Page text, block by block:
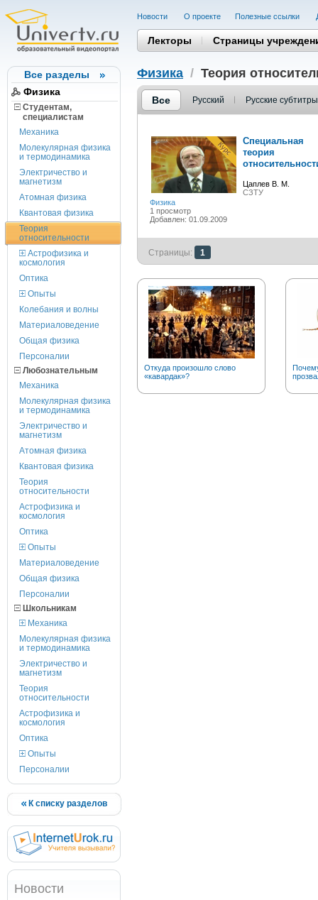
Все разделы
Физика
Студентам,
cпециалистам
Механика
Молекулярная физика
и термодинамика
Электричество и
магнетизм
Атомная физика
Квантовая физика
Теория
относительности
Астрофизика и
космология
Оптика
Опыты
Колебания и волны
Материаловедение
Общая физика
Персоналии
Любознательным
Механика
Молекулярная физика
и термодинамика
Электричество и
магнетизм
Атомная физика
Квантовая физика
Теория
относительности
Астрофизика и
космология
Оптика
Опыты
Материаловедение
Общая физика
Персоналии
Школьникам
Механика
Молекулярная физика
и термодинамика
Электричество и
магнетизм
Теория
относительности
Астрофизика и
космология
Оптика
Опыты
Персоналии
К списку разделов
Новости
Новости О проекте Полезные cсылки
Лекторы Страницы
Физика / Теория
Все Русский Русские субтитры
Физика
1 просмотр
Добавлен: 01.09.2009
Специальная
теория
Цаплев В. М.
СЗТУ
Страницы: 1
Откуда произошло слово
«кавардак»?